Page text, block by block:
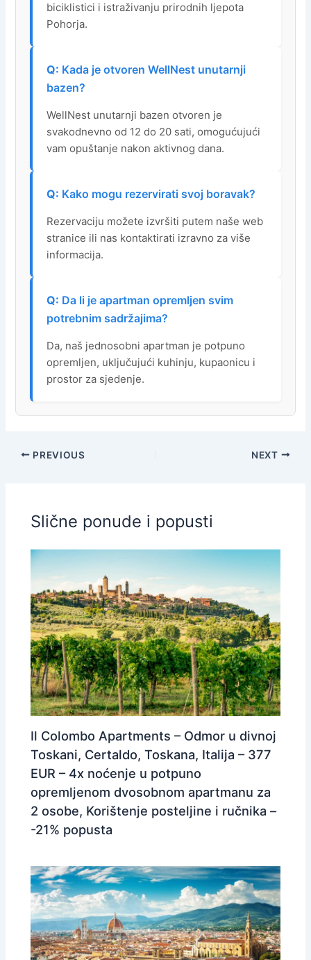
biciklistici i istraživanju prirodnih ljepota
Pohorja.
Kada je otvoren WellNest unutarnji
bazen?
WellNest unutarnji bazen otvoren je
svakodnevno od 12 do 20 sati, omogućujući
vam opuštanje nakon aktivnog dana.
Kako mogu rezervirati svoj boravak?
Rezervaciju možete izvršiti putem naše web
stranice ili nas kontaktirati izravno za više
informacija.
Da li je apartman opremljen svim
potrebnim sadržajima?
Da, naš jednosobni apartman je potpuno
opremljen, uključujući kuhinju, kupaonicu i
prostor za sjedenje.
PREVIOUS NEXT
Slične ponude i popusti
Il Colombo Apartments – Odmor u divnoj
Toskani, Certaldo, Toskana, Italija – 377
EUR – 4x noćenje u potpuno
opremljenom dvosobnom apartmanu za
2 osobe, Korištenje posteljine i ručnika –
-21% popusta